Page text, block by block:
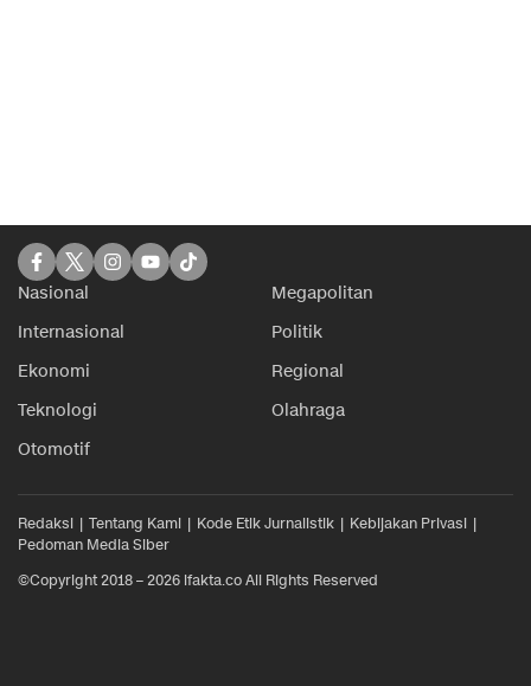
Nasional
Megapolitan
Internasional
Politik
Ekonomi
Regional
Teknologi
Olahraga
Otomotif
Redaksi Tentang Kami Kode Etik Jurnalistik
Kebijakan Privasi
Pedoman Media Siber
©Copyright 2018 – 2026 ifakta.co All Rights Reserved